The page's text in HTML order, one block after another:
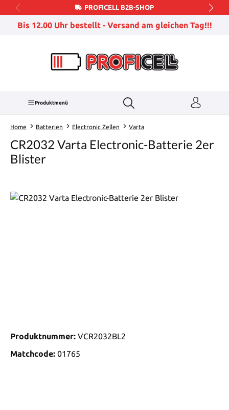
Zum Hauptinhalt springenPROFICELL B2B-SHOP
Bis 12.00 Uhr bestellt - Versand am gleichen Tag!!!
Produktmenü
Home Batterien Electronic Zellen Varta
CR2032 Varta Electronic-Batterie 2er
Blister
Produktnummer: VCR2032BL2
Matchcode: 01765